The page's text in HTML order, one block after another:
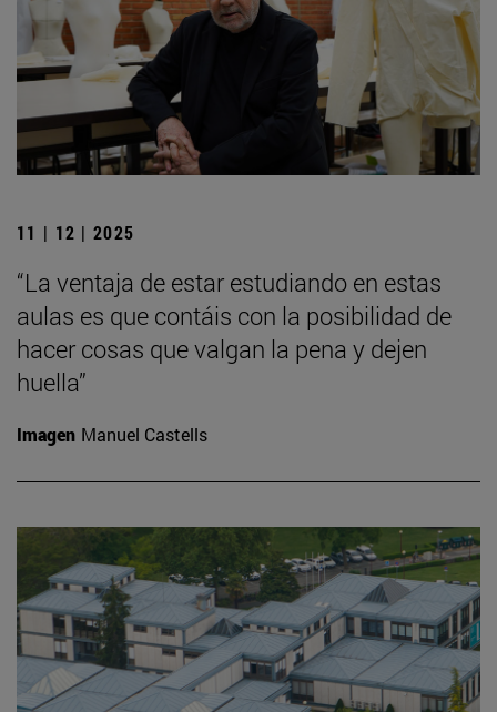
11 | 12 | 2025
“La ventaja de estar estudiando en estas
aulas es que contáis con la posibilidad de
hacer cosas que valgan la pena y dejen
huella”
Imagen Manuel Castells